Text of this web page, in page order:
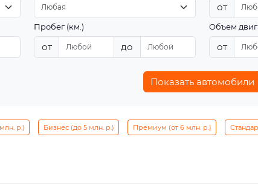
от
Пробег (км.)
от до
Объем
от
Показать автомобили
р.) Бизнес (до 5 млн. р.) Премиум (от 6 млн. р.)